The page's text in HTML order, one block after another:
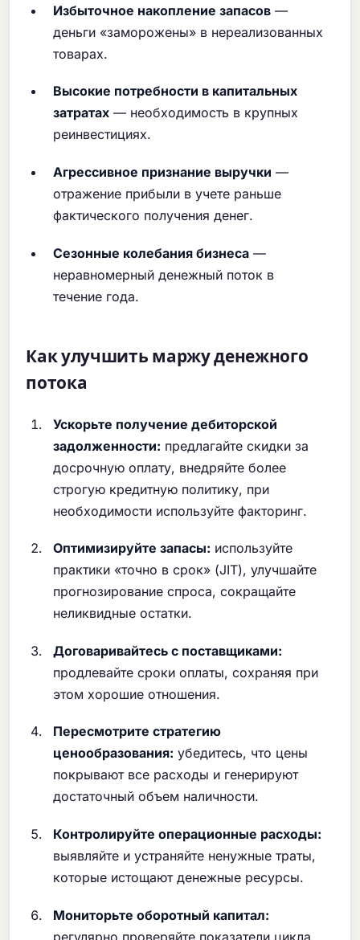
Избыточное накопление запасов —
деньги «заморожены» в нереализованных
товарах.
Высокие потребности в капитальных
затратах — необходимость в крупных
реинвестициях.
Агрессивное признание выручки —
отражение прибыли в учете раньше
фактического получения денег.
Сезонные колебания бизнеса —
неравномерный денежный поток в
течение года.
Как улучшить маржу денежного
потока
Ускорьте получение дебиторской
задолженности: предлагайте скидки за
досрочную оплату, внедряйте более
строгую кредитную политику, при
необходимости используйте факторинг.
Оптимизируйте запасы: используйте
практики «точно в срок» (JIT), улучшайте
прогнозирование спроса, сокращайте
неликвидные остатки.
Договаривайтесь с поставщиками:
продлевайте сроки оплаты, сохраняя при
этом хорошие отношения.
Пересмотрите стратегию
ценообразования: убедитесь, что цены
покрывают все расходы и генерируют
достаточный объем наличности.
Контролируйте операционные расходы:
выявляйте и устраняйте ненужные траты,
которые истощают денежные ресурсы.
Мониторьте оборотный капитал:
регулярно проверяйте показатели цикла